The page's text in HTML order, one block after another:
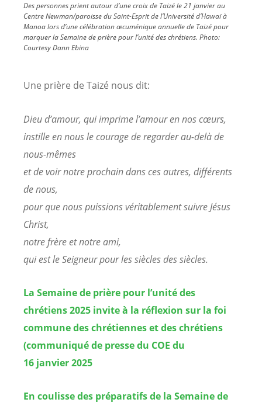
Des personnes prient autour d’une croix de Taizé le 21 janvier au
Centre Newman/paroisse du Saint-Esprit de l’Université d’Hawaï à
Manoa lors d’une célébration œcuménique annuelle de Taizé pour
marquer la Semaine de prière pour l’unité des chrétiens. Photo:
Courtesy Dann Ebina
Une prière de Taizé nous dit:
Dieu d’amour, qui imprime l’amour en nos cœurs,
instille en nous le courage de regarder au-delà de
nous-mêmes
et de voir notre prochain dans ces autres, différents
de nous,
pour que nous puissions véritablement suivre Jésus
Christ,
notre frère et notre ami,
qui est le Seigneur pour les siècles des siècles.
La Semaine de prière pour l’unité des
chrétiens 2025 invite à la réflexion sur la foi
commune des chrétiennes et des chrétiens
(communiqué de presse du COE du
16 janvier 2025
En coulisse des préparatifs de la Semaine de